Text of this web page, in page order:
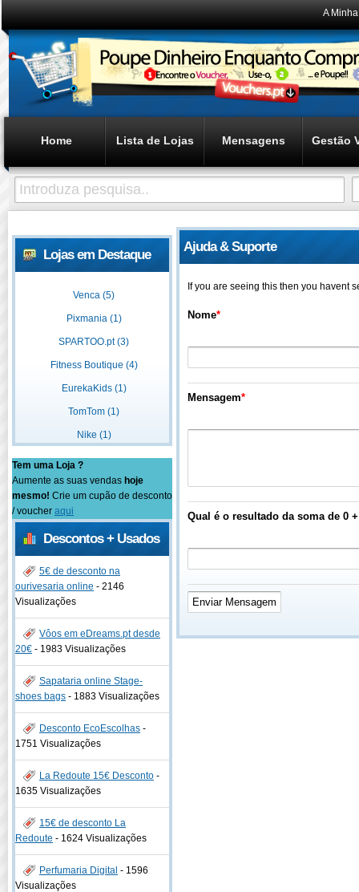
A
Home Lista de Lojas Mensagens Gestão
Lojas em Destaque
Venca (5)
Pixmania (1)
SPARTOO.pt (3)
Fitness Boutique (4)
EurekaKids (1)
TomTom (1)
Nike (1)
Tem uma Loja ?
Aumente as suas vendas hoje
mesmo! Crie um cupão de desconto
/ voucher aqui
Descontos + Usados
5€ de desconto na
ourivesaria online - 2146
Visualizações
Vôos em eDreams.pt desde
20€ - 1983 Visualizações
Sapataria online Stage-
shoes bags - 1883 Visualizações
Desconto EcoEscolhas -
1751 Visualizações
La Redoute 15€ Desconto -
1635 Visualizações
15€ de desconto La
Redoute - 1624 Visualizações
Perfumaria Digital - 1596
Visualizações
Ajuda & Suporte
If you are seeing this then you havent
Nome*
Mensagem*
Qual é o resultado da soma de 0